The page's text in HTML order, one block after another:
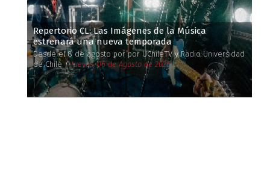
Repertorio CL: Las Imágenes de la Música
estrenará una nueva temporada
Desde el 8 de agosto por por UChileTV y Radio Universidad
de Chile /Jueves, 06 de Agosto de 2026